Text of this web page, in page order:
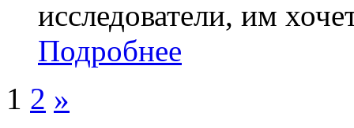
исследователи, им
Подробнее
1 2 »